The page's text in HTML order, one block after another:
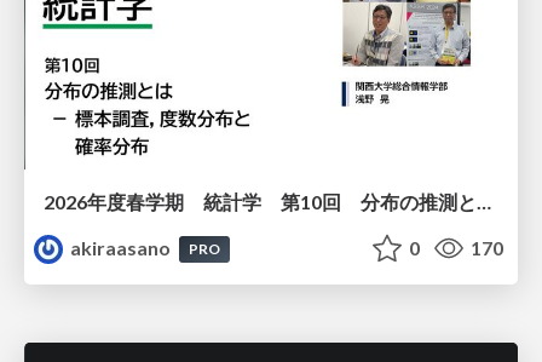
2026年度春学期 統計学 第10回 分布の推測とは － 標本調査，度数分布と確率分布 (2026. 6. 4)
akiraasano
PRO 0 170